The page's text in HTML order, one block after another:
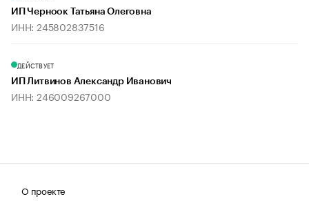
ИП Черноок Татьяна Олеговна
ИНН: 245802837516
ДЕЙСТВУЕТ
ИП Литвинов Александр Иванович
ИНН: 246009267000
О проекте